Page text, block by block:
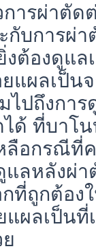
ารผ่าตัด
กับการผ่
งต้องดูแล
แผลเป็น
ไปถึงกา
ได้ ที่บาโ
ลือกรณีที่
แลหลังผ่
ที่ถูกต้อง
แผลเป็น